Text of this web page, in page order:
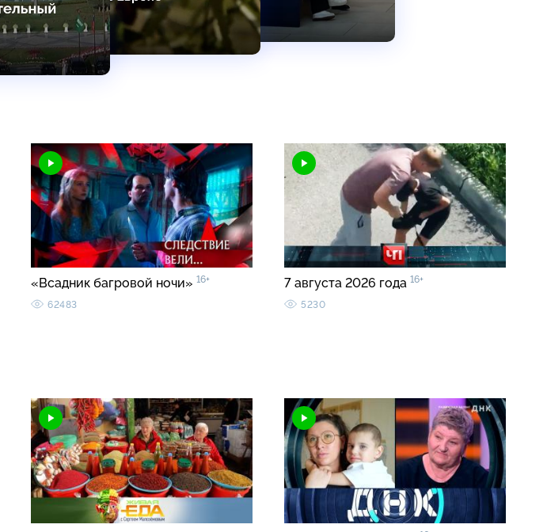
«Всадник багровой ночи» 16+
62483
7 августа 2026 года 16+
5230